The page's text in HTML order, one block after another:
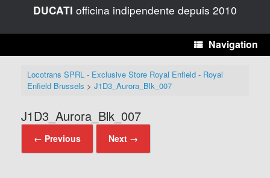
DUCATI officina indipendente depuis 2010
Navigation
Locotrans SPRL - Exclusive Store Royal Enfield - Royal
Enfield Brussels > J1D3_Aurora_Blk_007
J1D3_Aurora_Blk_007
← Previous Next →